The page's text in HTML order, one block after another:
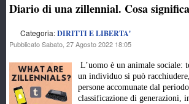
Diario di una zillennial. Cosa
Categoria:DIRITTI E LIBERTA'
Pubblicato Sabato, 27 Agosto 2022 18:05
L’uomo è un animale
un individuo si può
persone accomunate dal
classificazione di generazioni,